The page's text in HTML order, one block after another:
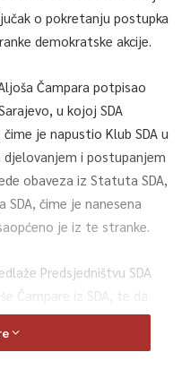
o pokretanju postupka
demokratske akcije.
Čampara potpisao
u kojoj SDA
je napustio Klub SDA u
djelovanjem i postupanjem
obaveza iz Statuta SDA,
čime je nanesena
je iz te stranke.
Predsjedništvu SDA
Čampare iz SDA, te da
ostavku na pozicije koje
u Skupštini Kantona